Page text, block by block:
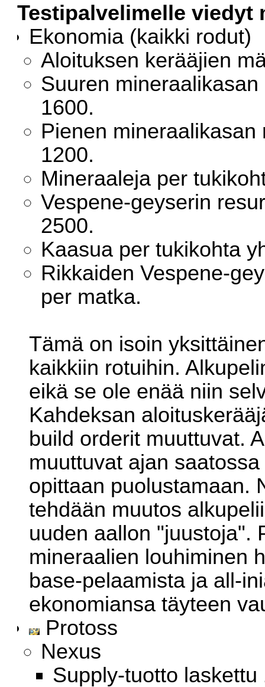
Testipalvelimelle viedyt
Ekonomia (kaikki rodut)
Aloituksen kerääjien
Suuren
1600.
Pienen
1200.
Mineraaleja per
Vespene-geyserin
2500.
Kaasua per tukikohta
Rikkaiden Vespene-
per matka.
Tämä on isoin
kaikkiin rotuihin.
eikä se ole enää niin
Kahdeksan
build orderit muuttuvat.
muuttuvat ajan
opittaan puolustamaan.
tehdään muutos
uuden aallon "juustoja".
mineraalien louhiminen
base-pelaamista ja all-
ekonomiansa täyteen
Protoss
Nexus
Supply-tuotto laskettu